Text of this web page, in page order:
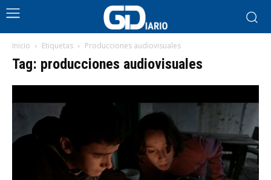
Inicio Etiquetas Producciones audiovisuales
Tag: producciones audiovisuales